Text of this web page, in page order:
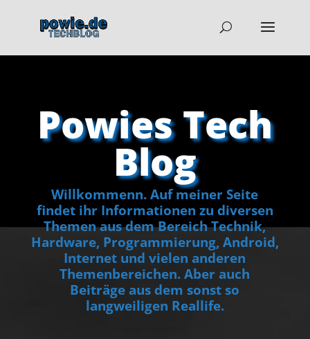
Powies Tech
Blog
Willkommenn. Auf meiner Seite
findet ihr Informationen zu diversen
Themen aus dem Bereich Technik,
Hardware, Programmierung, Android,
Internet und vielen anderen
Themenbereichen. Aber auch
Beiträge aus dem sonst so
langweiligen Reallife.